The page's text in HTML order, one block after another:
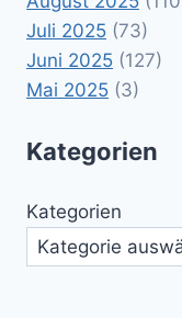
Juli 2025 (73)
Juni 2025 (127)
Mai 2025 (3)
Kategorien
Kategorien